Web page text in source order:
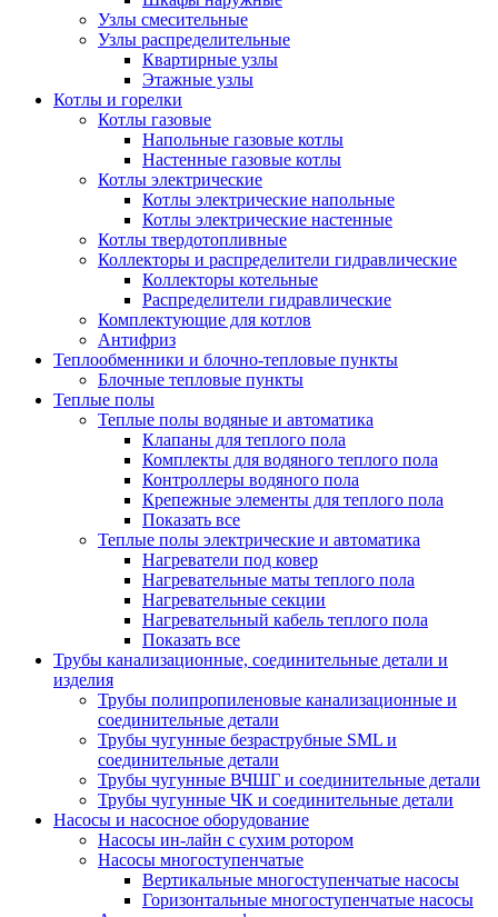
Узлы смесительные
Узлы распределительные
Квартирные узлы
Этажные узлы
Котлы и горелки
Котлы газовые
Напольные газовые котлы
Настенные газовые котлы
Котлы электрические
Котлы электрические напольные
Котлы электрические настенные
Котлы твердотопливные
Коллекторы и распределители гидравлические
Коллекторы котельные
Распределители гидравлические
Комплектующие для котлов
Антифриз
Теплообменники и блочно-тепловые пункты
Блочные тепловые пункты
Теплые полы
Теплые полы водяные и автоматика
Клапаны для теплого пола
Комплекты для водяного теплого пола
Контроллеры водяного пола
Крепежные элементы для теплого пола
Показать все
Теплые полы электрические и автоматика
Нагреватели под ковер
Нагревательные маты теплого пола
Нагревательные секции
Нагревательный кабель теплого пола
Показать все
Трубы канализационные, соединительные детали и
изделия
Трубы полипропиленовые канализационные и
соединительные детали
Трубы чугунные безраструбные SML и
соединительные детали
Трубы чугунные ВЧШГ и соединительные детали
Трубы чугунные ЧК и соединительные детали
Насосы и насосное оборудование
Насосы ин-лайн с сухим ротором
Насосы многоступенчатые
Вертикальные многоступенчатые насосы
Горизонтальные многоступенчатые насосы